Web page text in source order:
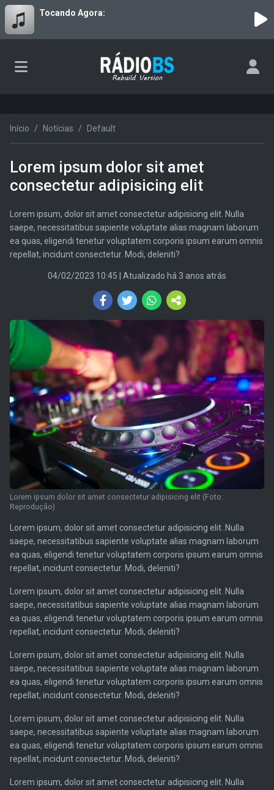
Tocando Agora:
Início Notícias Default
Lorem ipsum dolor sit amet
consectetur adipisicing elit
Lorem ipsum, dolor sit amet consectetur adipisicing elit. Nulla
saepe, necessitatibus sapiente voluptate alias magnam laborum
ea quas, eligendi tenetur voluptatem corporis ipsum earum omnis
repellat, incidunt consectetur. Modi, deleniti?
04/02/2023 10:45 | Atualizado há 3 anos atrás
Lorem ipsum dolor sit amet consectetur adipisicing elit (Foto:
Reprodução)
Lorem ipsum, dolor sit amet consectetur adipisicing elit. Nulla
saepe, necessitatibus sapiente voluptate alias magnam laborum
ea quas, eligendi tenetur voluptatem corporis ipsum earum omnis
repellat, incidunt consectetur. Modi, deleniti?
Lorem ipsum, dolor sit amet consectetur adipisicing elit. Nulla
saepe, necessitatibus sapiente voluptate alias magnam laborum
ea quas, eligendi tenetur voluptatem corporis ipsum earum omnis
repellat, incidunt consectetur. Modi, deleniti?
Lorem ipsum, dolor sit amet consectetur adipisicing elit. Nulla
saepe, necessitatibus sapiente voluptate alias magnam laborum
ea quas, eligendi tenetur voluptatem corporis ipsum earum omnis
repellat, incidunt consectetur. Modi, deleniti?
Lorem ipsum, dolor sit amet consectetur adipisicing elit. Nulla
saepe, necessitatibus sapiente voluptate alias magnam laborum
ea quas, eligendi tenetur voluptatem corporis ipsum earum omnis
repellat, incidunt consectetur. Modi, deleniti?
Lorem ipsum, dolor sit amet consectetur adipisicing elit. Nulla